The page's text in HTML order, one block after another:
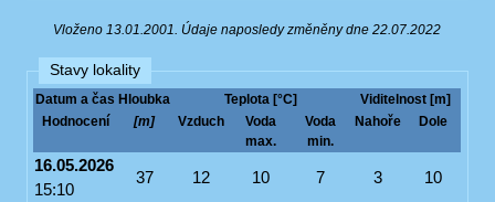
Vloženo 13.01.2001. Údaje naposledy změněny dne 22.07.2022
Stavy lokality
Datum a čas Hloubka Teplota [°C]
Viditelnost [m]
Hodnocení
[m] Vzduch
Voda
max.
Voda
min.
Nahoře Dole
16.05.2026
15:10
37 12 10 7 3 10